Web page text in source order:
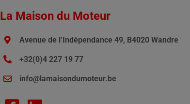
La Maison du Moteur
Avenue de l’Indépendance 49, B4020 Wandre
+32(0)4 227 19 77
info@lamaisondumoteur.be